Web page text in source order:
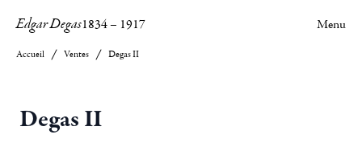
Edgar Degas1834– 1917 Menu
Accueil Ventes Degas II
Degas II